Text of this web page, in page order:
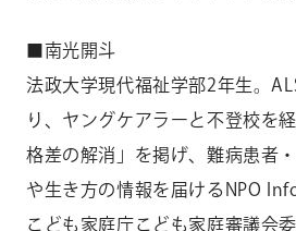
■南光開斗
法政大学現代福祉学部2年生。
り、ヤングケアラーと不登校を
格差の解消」を掲げ、難病患者
や生き方の情報を届けるNPO
こども家庭庁こども家庭審議会